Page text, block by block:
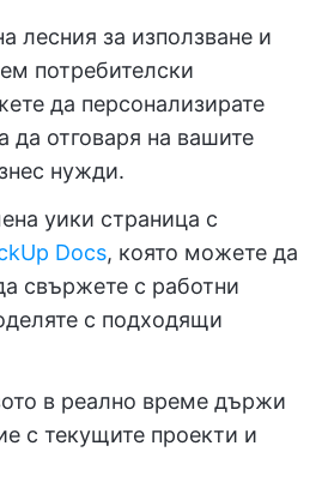
лесния за използване и
потребителски
да персонализирате
да отговаря на вашите
нужди.
уики страница с
Docs, която можете да
свържете с работни
с подходящи
в реално време държи
с текущите проекти и